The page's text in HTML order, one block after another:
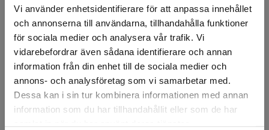
Vi använder enhetsidentifierare för att anpassa innehållet
och annonserna till användarna, tillhandahålla funktioner
för sociala medier och analysera vår trafik. Vi
vidarebefordrar även sådana identifierare och annan
information från din enhet till de sociala medier och
annons- och analysföretag som vi samarbetar med.
Dessa kan i sin tur kombinera informationen med annan
information som du har tillhandahållit eller som de har